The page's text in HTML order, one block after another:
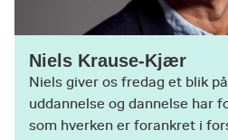
Niels Krause-Kjær
Niels giver os fredag et blik
uddannelse og dannelse har
som hverken er forankret i